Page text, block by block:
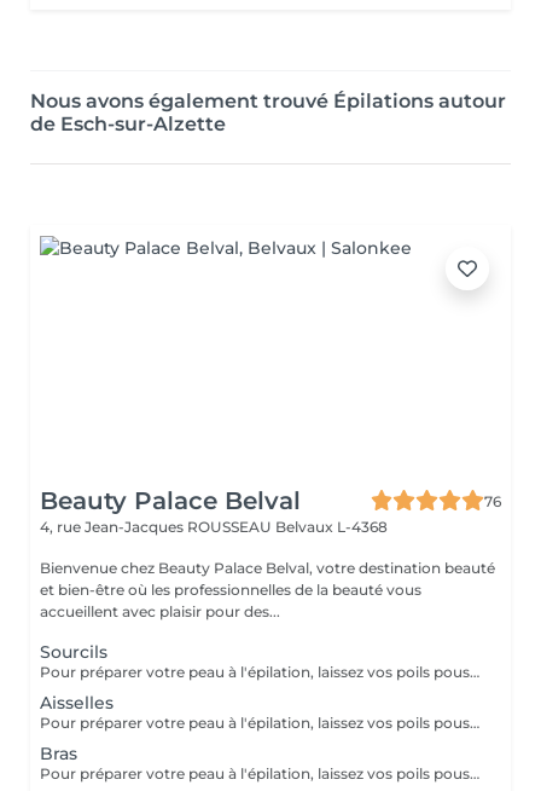
Nous avons également trouvé Épilations autour
de Esch-sur-Alzette
Beauty Palace Belval
76
4, rue Jean-Jacques ROUSSEAU Belvaux L-4368
Bienvenue chez Beauty Palace Belval, votre destination beauté
et bien-être où les professionnelles de la beauté vous
accueillent avec plaisir pour des...
Sourcils
Pour préparer votre peau à l'épilation, laissez vos poils pousser pendant au moins deux semaines après le dernier rasage pour assurer une longueur adéquate. Il est également recommandé, mais non indispensable, d'effectuer un gommage doux 24 heures avant la séance pour éliminer les cellules mortes et faciliter l'extraction des poils. Le jour de l'épilation, évitez d'appliquer des crèmes ou des huiles sur la zone concernée afin d'assurer une bonne adhérence de la cire. Enfin, protégez votre peau en évitant l'exposition au soleil ou les séances de bronzage, qui pourraient la rendre plus sensible et irritable.
Aisselles
Pour préparer votre peau à l'épilation, laissez vos poils pousser pendant au moins deux semaines après le dernier rasage pour assurer une longueur adéquate. Il est également recommandé, mais non indispensable, d'effectuer un gommage doux 24 heures avant la séance pour éliminer les cellules mortes et faciliter l'extraction des poils. Le jour de l'épilation, évitez d'appliquer des crèmes ou des huiles sur la zone concernée afin d'assurer une bonne adhérence de la cire. Enfin, protégez votre peau en évitant l'exposition au soleil ou les séances de bronzage, qui pourraient la rendre plus sensible et irritable.
Bras
Pour préparer votre peau à l'épilation, laissez vos poils pousser pendant au moins deux semaines après le dernier rasage pour assurer une longueur adéquate. Il est également recommandé, mais non indispensable, d'effectuer un gommage doux 24 heures avant la séance pour éliminer les cellules mortes et faciliter l'extraction des poils. Le jour de l'épilation, évitez d'appliquer des crèmes ou des huiles sur la zone concernée afin d'assurer une bonne adhérence de la cire. Enfin, protégez votre peau en évitant l'exposition au soleil ou les séances de bronzage, qui pourraient la rendre plus sensible et irritable.